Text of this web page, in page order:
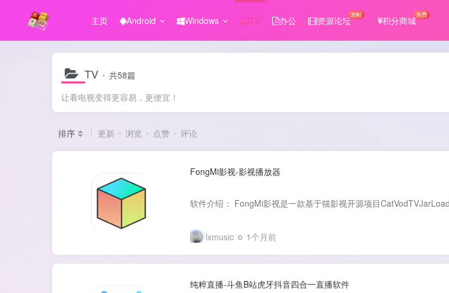
主页 Android Windows TV 办公 资源论坛
发帖
积分商城
免费
TV
共58篇
让看电视变得更容易，更便宜！
排序 更新 浏览 点赞 评论
FongMi影视-影视播放器
lxmusic 1个月前
纯粹直播-斗鱼B站虎牙抖音四合一直播软件